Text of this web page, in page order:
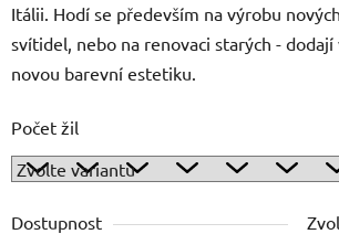
Itálii. Hodí se především na výrobu
svítidel, nebo na renovaci starých -
novou barevní estetiku.
Počet žil
Dostupnost